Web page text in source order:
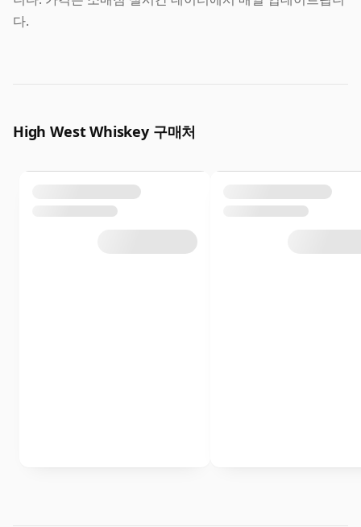
다.
High West Whiskey 구매처